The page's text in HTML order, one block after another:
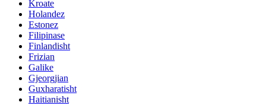
Kroate
Holandez
Estonez
Filipinase
Finlandisht
Frizian
Galike
Gjeorgjian
Guxharatisht
Haitianisht